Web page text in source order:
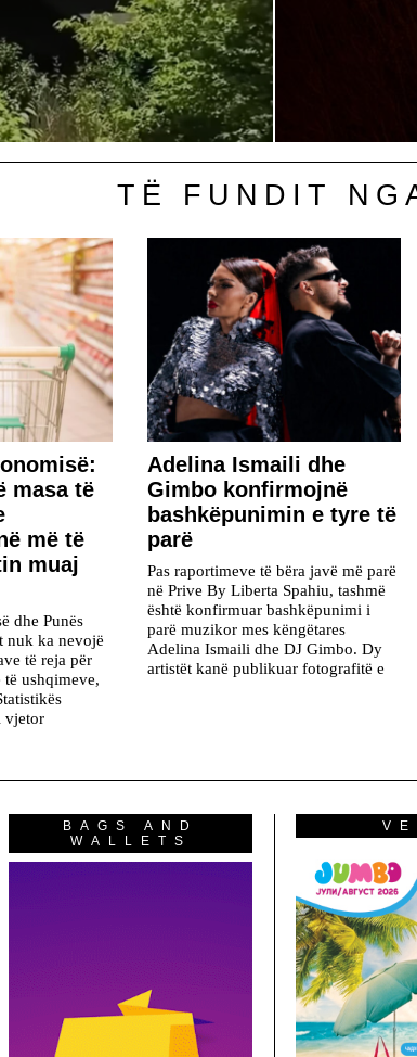
TË FUNDIT
masa të
më të
muaj
dhe Punës
nuk ka nevojë
të reja për
ushqimeve,
vjetor
Adelina Ismaili dhe
Gimbo konfirmojnë
bashkëpunimin e tyre të
parë
Pas raportimeve të bëra javë më parë
në Prive By Liberta Spahiu, tashmë
është konfirmuar bashkëpunimi i
parë muzikor mes këngëtares
Adelina Ismaili dhe DJ Gimbo. Dy
artistët kanë publikuar fotografitë e
BAGS AND
WALLETS